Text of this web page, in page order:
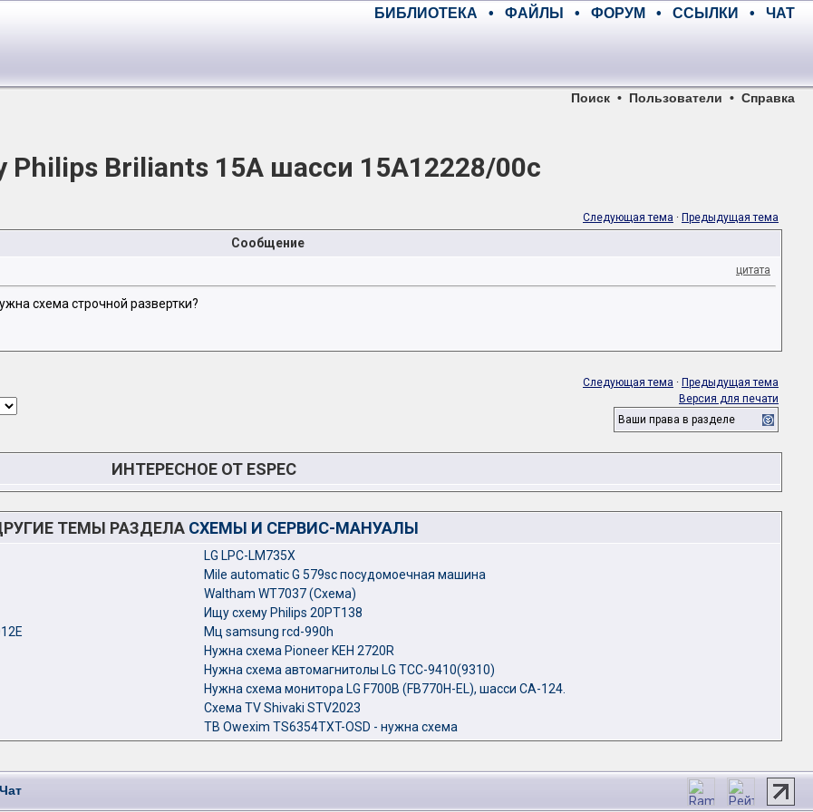
БИБЛИОТЕКА • ФАЙЛЫ • ФОРУМ • ССЫЛКИ • ЧАТ
Поиск • Пользователи • Справка
Philips Briliants 15A шасси 15A12228/00с
Следующая тема · Предыдущая тема
Сообщение
цитата
схема строчной развертки?
Следующая тема · Предыдущая тема
Версия для печати
Ваши права в разделе
ИНТЕРЕСНОЕ ОТ ESPEC
ТЕМЫ РАЗДЕЛА СХЕМЫ И СЕРВИС-МАНУАЛЫ
LG LPC-LM735X
Mile automatic G 579sc посудомоечная машина
Waltham WT7037 (Схема)
Ищу схему Philips 20PT138
Мц samsung rcd-990h
Нужна схема Pioneer KEH 2720R
Нужна схема автомагнитолы LG TСС-9410(9310)
Нужна схема монитора LG F700B (FB770H-EL), шасси CA-124.
Схема TV Shivaki STV2023
ТВ Owexim TS6354TXT-OSD - нужна схема
Чат